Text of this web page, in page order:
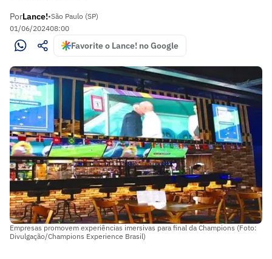
PorLance!•São Paulo (SP)
01/06/202408:00
Favorite o Lance! no Google
Empresas promovem experiências imersivas para final da Champions (Foto:
Divulgação/Champions Experience Brasil)